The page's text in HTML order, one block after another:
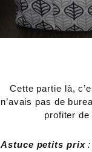
Cette partie là,
n’avais pas de
profiter de
Astuce petits prix